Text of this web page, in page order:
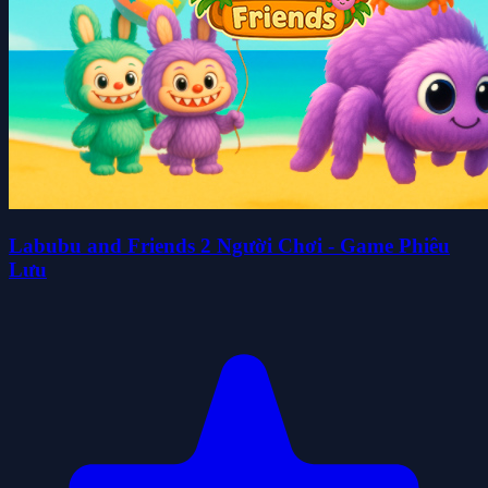
Labubu and Friends 2 Người Chơi - Game Phiêu
Lưu